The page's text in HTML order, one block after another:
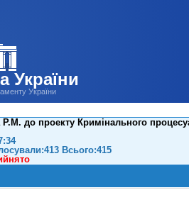
України
України
до проекту Кримінального
Всього:415